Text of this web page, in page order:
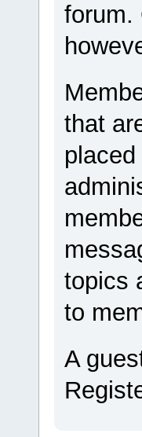
forum.
that
topics
to
A